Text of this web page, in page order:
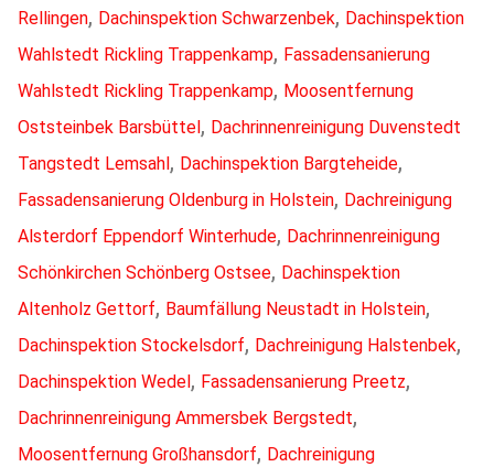
Rellingen, Dachinspektion Schwarzenbek, Dachinspektion
Wahlstedt Rickling Trappenkamp, Fassadensanierung
Wahlstedt Rickling Trappenkamp, Moosentfernung
Oststeinbek Barsbüttel, Dachrinnenreinigung Duvenstedt
Tangstedt Lemsahl, Dachinspektion Bargteheide,
Fassadensanierung Oldenburg in Holstein, Dachreinigung
Alsterdorf Eppendorf Winterhude, Dachrinnenreinigung
Schönkirchen Schönberg Ostsee, Dachinspektion
Altenholz Gettorf, Baumfällung Neustadt in Holstein,
Dachinspektion Stockelsdorf, Dachreinigung Halstenbek,
Dachinspektion Wedel, Fassadensanierung Preetz,
Dachrinnenreinigung Ammersbek Bergstedt,
Moosentfernung Großhansdorf, Dachreinigung